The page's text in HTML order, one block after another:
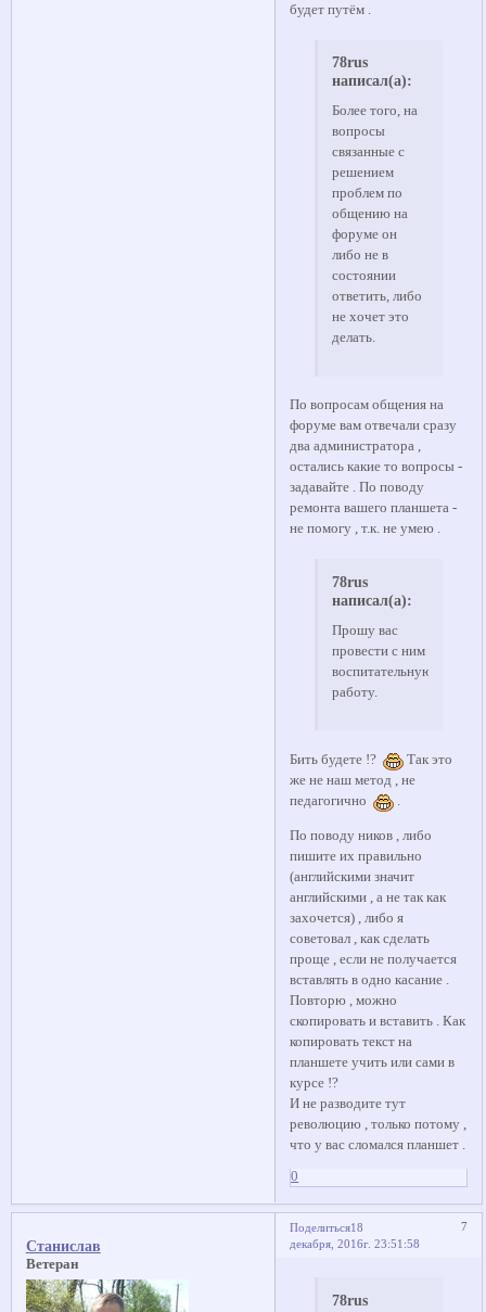
будет путём .
78rus
написал(а):
Более того, на
вопросы
связанные с
решением
проблем по
общению на
форуме он
либо не в
состоянии
ответить, либо
не хочет это
делать.
По вопросам общения на
форуме вам отвечали сразу
два администратора ,
остались какие то вопросы -
задавайте . По поводу
ремонта вашего планшета -
не помогу , т.к. не умею .
78rus
написал(а):
Прошу вас
провести с ним
воспитательную
работу.
Бить будете !?
Так это
же не наш метод , не
педагогично
.
По поводу ников , либо
пишите их правильно
(английскими значит
английскими , а не так как
захочется) , либо я
советовал , как сделать
проще , если не получается
вставлять в одно касание .
Повторю , можно
скопировать и вставить . Как
копировать текст на
планшете учить или сами в
курсе !?
И не разводите тут
революцию , только потому ,
что у вас сломался планшет .
0
Поделиться 7
18
декабря, 2016г. 23:51:58
Станислав
Ветеран
78rus